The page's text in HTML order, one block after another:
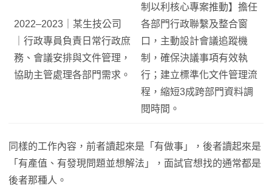
2022–2023｜某生技公司
｜行政專員負責日常行政庶
務、會議安排與文件管理，
協助主管處理各部門需求。
制以利核心專案推動】擔任
各部門行政聯繫及整合窗
口，主動設計會議追蹤機
制，確保決議事項有效執
行；建立標準化文件管理流
程，縮短3成跨部門資料調
閱時間。
同樣的工作內容，前者讀起來是「有做事」，後者讀起來是
「有產值、有發現問題並想解法」，面試官想找的通常都是
後者那種人。